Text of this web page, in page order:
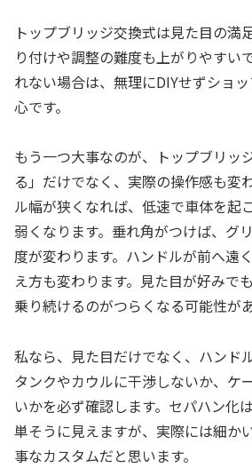
トップブリッジ交換式は見た目の満
り付けや調整の難度も上がりやすい
れない場合は、無理にDIYせずショ
心です。
もう一つ大事なのが、トップブリッ
る」だけでなく、実際の操作感も変
ル幅が狭くなれば、低速で車体を起
弱くなります。垂れ角がつけば、グ
度が変わります。ハンドルが前へ遠
え方も変わります。見た目が好みで
乗り続けるのがつらくなる可能性があ
私なら、見た目だけでなく、ハンド
タンクやカウルに干渉しないか、ケ
いかを必ず確認します。セパハン化
単そうに見えますが、実際には細か
事なカスタムだと思います。